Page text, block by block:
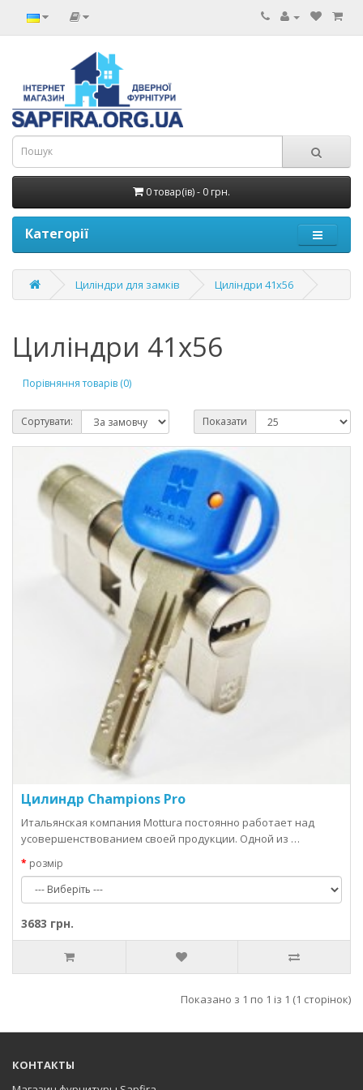
0 товар(ів) - 0 грн.
Категорії
Циліндри для замків Циліндри 41х56
Циліндри 41х56
Порівняння товарів (0)
Сортувати: Показати
Цилиндр Champions Pro
Итальянская компания Mottura постоянно работает над
усовершенствованием своей продукции. Одной из …
розмір
3683 грн.
Показано з 1 по 1 із 1 (1 сторінок)
КОНТАКТЫ